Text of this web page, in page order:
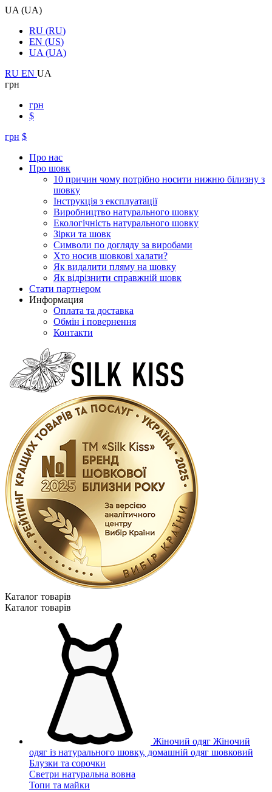
UA (UA)
RU (RU)
EN (US)
UA (UA)
RU EN UA
грн
грн
$
грн $
Про нас
Про шовк
10 причин чому потрібно носити нижню білизну з
шовку
Інструкція з експлуатації
Виробництво натурального шовку
Екологічність натурального шовку
Зірки та шовк
Символи по догляду за виробами
Хто носив шовкові халати?
Як видалити пляму на шовку
Як відрізнити справжній шовк
Стати партнером
Информация
Оплата та доставка
Обмін і повернення
Контакти
Каталог товарiв
Каталог товарiв
Жіночий одяг Жіночий
одяг із натурального шовку, домашній одяг шовковий
Блузки та сорочки
Светри натуральна вовна
Топи та майки